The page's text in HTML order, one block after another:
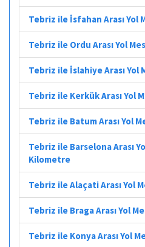
Tebriz ile İsfahan Arası Yol
Tebriz ile Ordu Arası Yol
Tebriz ile İslahiye Arası
Tebriz ile Kerkük Arası Yol
Tebriz ile Batum Arası Yol
Tebriz ile Barselona Arası
Kilometre
Tebriz ile Alaçati Arası Yol
Tebriz ile Braga Arası Yol
Tebriz ile Konya Arası Yol